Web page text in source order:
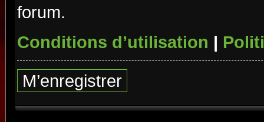
forum.
Conditions d’utilisation |
M’enregistrer